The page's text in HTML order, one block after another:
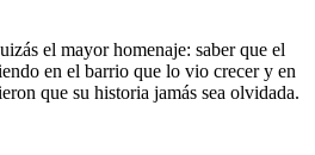
el mayor homenaje: saber que el
en el barrio que lo vio crecer y en
que su historia jamás sea olvidada.